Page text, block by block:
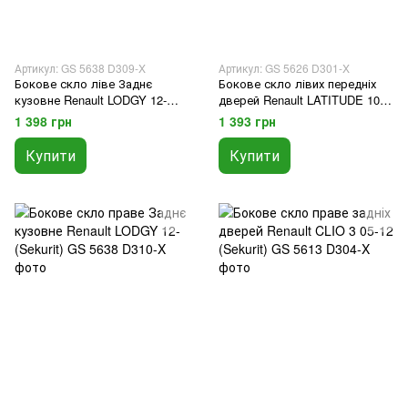
Артикул: GS 5638 D309-X
Бокове скло ліве Заднє
кузовне Renault LODGY 12-
(Sekurit)
1 398 грн
Купити
Артикул: GS 5626 D301-X
Бокове скло лівих передніх
дверей Renault LATITUDE 10-
(Sekurit)
1 393 грн
Купити